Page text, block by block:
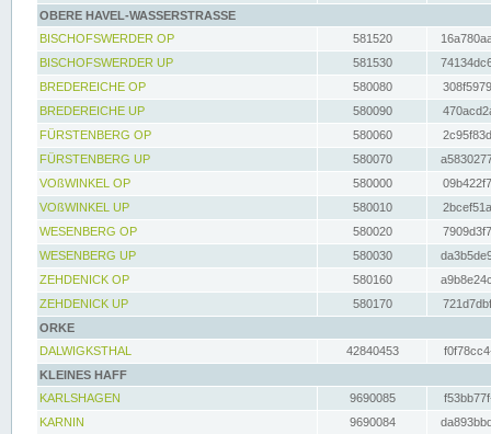
OBERE HAVEL-WASSERSTRASSE
BISCHOFSWERDER OP
581520
BISCHOFSWERDER UP
581530
BREDEREICHE OP
580080
BREDEREICHE UP
580090
FÜRSTENBERG OP
580060
FÜRSTENBERG UP
580070
VOßWINKEL OP
580000
VOßWINKEL UP
580010
WESENBERG OP
580020
WESENBERG UP
580030
ZEHDENICK OP
580160
ZEHDENICK UP
580170
ORKE
DALWIGKSTHAL
42840453
KLEINES HAFF
KARLSHAGEN
9690085
KARNIN
9690084